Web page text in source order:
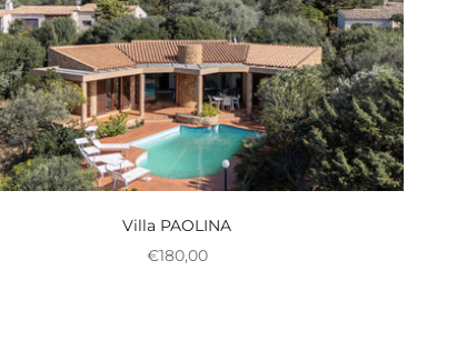
Villa PAOLINA
Nedsat pris
€180,00